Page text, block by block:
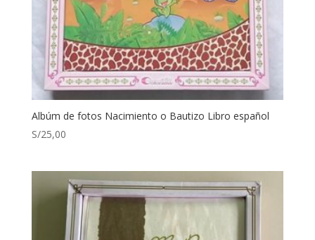
Albúm de fotos Nacimiento o Bautizo Libro español
S/25,00